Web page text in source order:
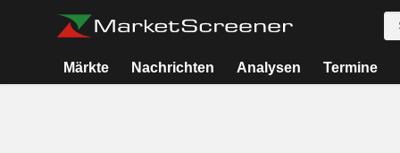
Märkte Nachrichten Analysen Termine